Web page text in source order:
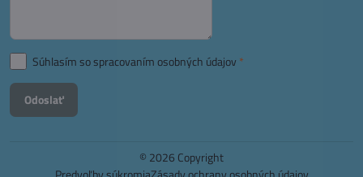
Súhlasím so spracovaním osobných údajov *
Odoslať
© 2026 Copyright